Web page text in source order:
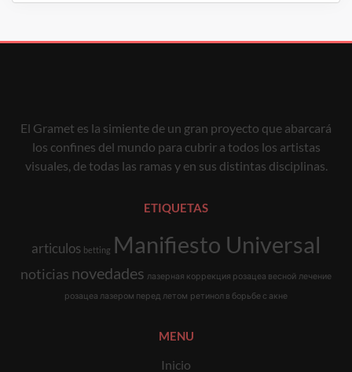
El Gramet es la simiente de un gran proyecto que abarcará
los confines del mundo para cubrir a todos los artistas
visuales, de todas las ramas y en sus distintas disciplinas.
ETIQUETAS
articulos betting Manifiesto Universal
noticias novedades лазерная коррекция розацеа весной лечение
розацеа лазером перед летом ретинол в борьбе с акне
MENU
Inicio